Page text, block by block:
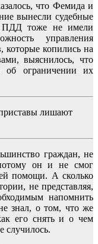
что Фемида и
вынесли судебные
ПДД тоже не имели
управления
которые копились на
выяснилось, что
ограничении их
граждан, не
он и не смог
помощи. А сколько
не представляя,
напомнить
знал, о том, что же
его снять и о чем
случилось.